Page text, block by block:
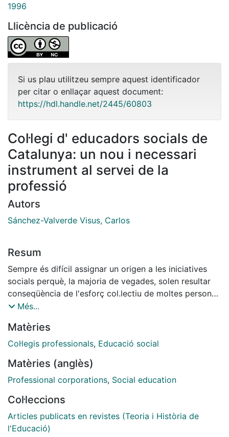
1996
Llicència de publicació
Si us plau utilitzeu sempre aquest identificador
per citar o enllaçar aquest document:
https://hdl.handle.net/2445/60803
Col·legi d' educadors socials de
Catalunya: un nou i necessari
instrument al servei de la
professió
Autors
Sánchez-Valverde Visus, Carlos
Resum
Sempre és difícil assignar un origen a les iniciatives
socials perquè, la majoria de vegades, solen resultar
conseqüència de l'esforç col.lectiu de moltes persones
i institucions. De totes formes podríem dir que del
de l'educació social, des de mitjans dels anys vuitanta.
De fet, ja en la I Trobada d'Educadors Especialitzats
parlar de les formes organitzatives del col.lectiu
professional, ja va fer aparició aquest objectiu. Però
en tot l'Estat espanyol, ni una Federació que les
coordinés. El tema es reprèn en el I Congrés
d'Educadors de Pamplona (març de 1987) i en el X
Més...
Matèries
Col·legis professionals, Educació social
Matèries (anglès)
Professional corporations, Social education
Col·leccions
Articles publicats en revistes (Teoria i Història de
l'Educació)